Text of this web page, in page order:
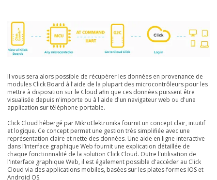
Il vous sera alors possible de récupérer les données en provenance de
modules Click Board à l'aide de la plupart des microcontrôleurs pour les
mettre à disposition sur le Cloud afin que ces données puissent être
visualisée depuis n'importe ou à l'aide d'un navigateur web ou d'une
application sur téléphone portable.
Click Cloud hébergé par MikroElektronika fournit un concept clair, intuitif
et logique. Ce concept permet une gestion très simplifiée avec une
représentation claire et nette des données. Une aide en ligne interactive
dans l’interface graphique Web fournit une explication détaillée de
chaque fonctionnalité de la solution Click Cloud. Outre l'utilisation de
l'interface graphique Web, il est également possible d'accéder au Click
Cloud via des applications mobiles, basées sur les plates-formes IOS et
Android OS.